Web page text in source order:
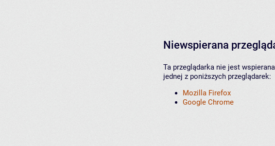
Niewspierana
Ta przeglądarka nie jest
jednej z poniższych przeglądarek:
Mozilla Firefox
Google Chrome